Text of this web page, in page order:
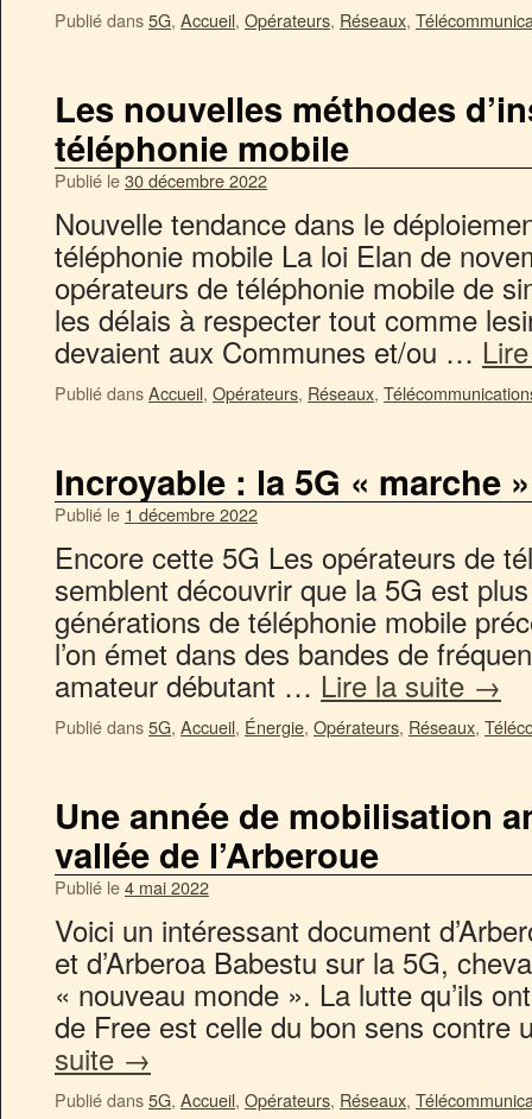
Publié dans5G, Accueil, Opérateurs, Réseaux,
Les nouvelles méthodes
téléphonie mobile
Publié le30 décembre 2022
Nouvelle tendance dans le
téléphonie mobile La loi Elan de
opérateurs de téléphonie mobile de
les délais à respecter tout comme
devaient aux Communes et/ou …
Publié dansAccueil, Opérateurs, Réseaux,
Incroyable : la 5G « marche
Publié le 1 décembre 2022
Encore cette 5G Les opérateurs de
semblent découvrir que la 5G est
générations de téléphonie mobile
l’on émet dans des bandes de
amateur débutant … Lire la suite →
Publié dans5G, Accueil, Énergie, Opérateurs, Réseaux,
Une année de mobilisation
vallée de l’Arberoue
Publié le4 mai 2022
Voici un intéressant document
et d’Arberoa Babestu sur la 5G,
« nouveau monde ». La lutte qu’ils
de Free est celle du bon sens
suite →
Publié dans5G, Accueil, Opérateurs, Réseaux,